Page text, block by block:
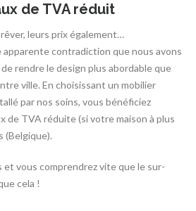
de TVA réduit
leurs prix également…
contradiction que nous avons
rendre le design plus abordable que
ville. En choisissant un mobilier
par nos soins, vous bénéficiez
de TVA réduite (si votre maison à plus
(Belgique).
vous comprendrez vite que le sur-
cela !